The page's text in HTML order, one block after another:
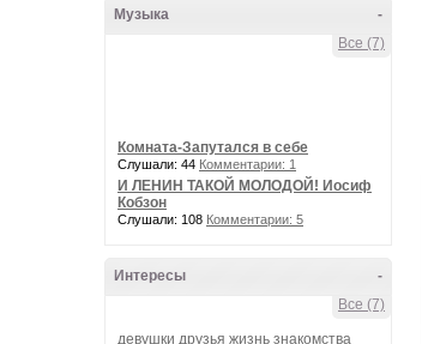
-
Музыка
Все (7)
Комната-Запутался в себе
Слушали: 44 Комментарии: 1
И ЛЕНИН ТАКОЙ МОЛОДОЙ! Иосиф
Кобзон
Слушали: 108 Комментарии: 5
-
Интересы
Все (7)
девушки друзья жизнь знакомства